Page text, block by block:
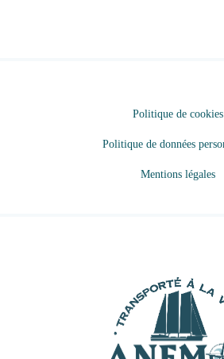
Politique de cookies
Politique de données
Mentions légales